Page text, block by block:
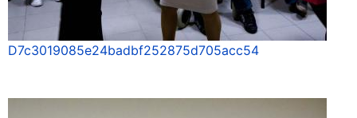
D7c3019085e24badbf252875d705acc54